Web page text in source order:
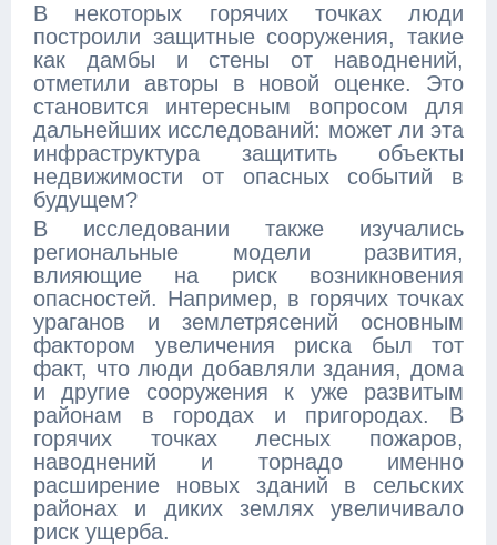
В некоторых горячих точках люди
построили защитные сооружения, такие
как дамбы и стены от наводнений,
отметили авторы в новой оценке. Это
становится интересным вопросом для
дальнейших исследований: может ли эта
инфраструктура защитить объекты
недвижимости от опасных событий в
будущем?
В исследовании также изучались
региональные модели развития,
влияющие на риск возникновения
опасностей. Например, в горячих точках
ураганов и землетрясений основным
фактором увеличения риска был тот
факт, что люди добавляли здания, дома
и другие сооружения к уже развитым
районам в городах и пригородах. В
горячих точках лесных пожаров,
наводнений и торнадо именно
расширение новых зданий в сельских
районах и диких землях увеличивало
риск ущерба.